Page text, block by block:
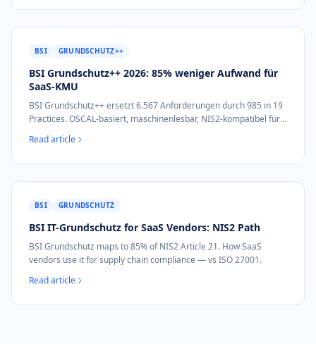
BSI GRUNDSCHUTZ++
BSI Grundschutz++ 2026: 85% weniger Aufwand für
SaaS-KMU
BSI Grundschutz++ ersetzt 6.567 Anforderungen durch 985 in 19
Practices. OSCAL-basiert, maschinenlesbar, NIS2-kompatibel für
Read article
BSI GRUNDSCHUTZ
BSI IT-Grundschutz for SaaS Vendors: NIS2 Path
BSI Grundschutz maps to 85% of NIS2 Article 21. How SaaS
vendors use it for supply chain compliance — vs ISO 27001.
Read article